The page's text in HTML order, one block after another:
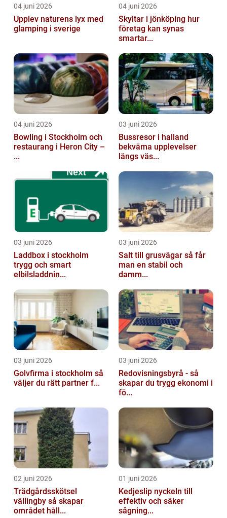
04 juni 2026
Upplev naturens lyx med
glamping i sverige
04 juni 2026
Skyltar i jönköping hur
företag kan synas
smartar...
04 juni 2026
Bowling i Stockholm och
restaurang i Heron City –
...
03 juni 2026
Bussresor i halland
bekväma upplevelser
längs väs...
03 juni 2026
Laddbox i stockholm
trygg och smart
elbilsladdnin...
03 juni 2026
Salt till grusvägar så får
man en stabil och
damm...
03 juni 2026
Golvfirma i stockholm så
väljer du rätt partner f...
03 juni 2026
Redovisningsbyrå - så
skapar du trygg ekonomi i
fö...
02 juni 2026
Trädgårdsskötsel
vällingby så skapar
området håll...
01 juni 2026
Kedjeslip nyckeln till
effektiv och säker
sågning...